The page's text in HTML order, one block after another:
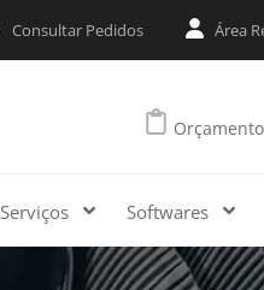
Consultar Pedidos Área
Serviços Softwares